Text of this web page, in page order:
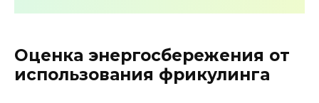
Оценка энергосбережения от
использования фрикулинга